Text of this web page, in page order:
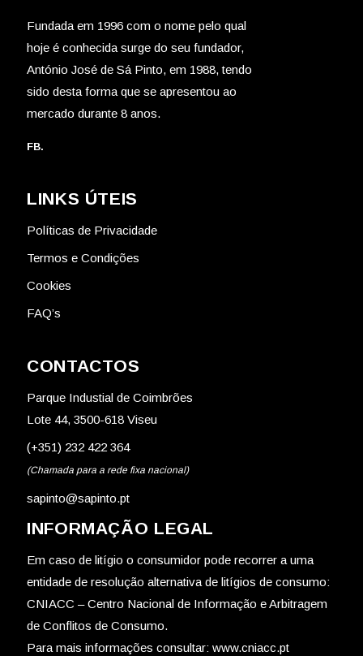
Fundada em 1996 com o nome pelo qual
hoje é conhecida surge do seu fundador,
António José de Sá Pinto, em 1988, tendo
sido desta forma que se apresentou ao
mercado durante 8 anos.
FB.
LINKS ÚTEIS
Políticas de Privacidade
Termos e Condições
Cookies
FAQ’s
CONTACTOS
Parque Industial de Coimbrões
Lote 44, 3500-618 Viseu
(+351) 232 422 364
(Chamada para a rede fixa nacional)
sapinto@sapinto.pt
INFORMAÇÃO LEGAL
Em caso de litígio o consumidor pode recorrer a uma
entidade de resolução alternativa de litígios de consumo:
CNIACC – Centro Nacional de Informação e Arbitragem
de Conflitos de Consumo.
Para mais informações consultar: www.cniacc.pt